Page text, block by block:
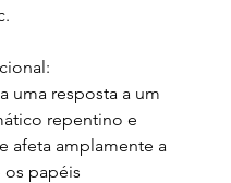
uma resposta a um
repentino e
afeta amplamente a
papéis